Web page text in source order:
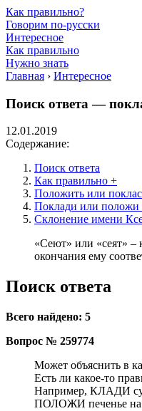
Как правильно?
Говорим по-русски
Интересное
Как правильно
Нужно знать
Главная › Интересное
Поиск ответа —
12.01.2019
Содержание:
Поиск ответа
Как правильно +
Положить или
Поклади или положи
Склонение имени
«Сеют» или «сеят» –
окончания ему
Поиск ответа
Всего найдено: 5
Вопрос № 259774
Может объяснить в
Есть ли какое-то
Например, КЛАДИ
ПОЛОЖИ печенье на